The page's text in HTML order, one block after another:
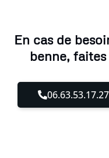
En cas de
benne,
06.63.53.17.27